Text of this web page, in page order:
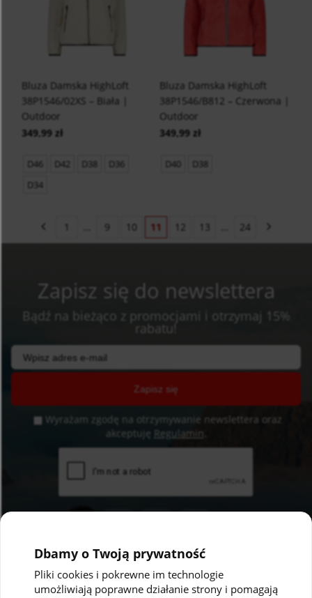
Bluza Damska HighLoft
38P1546/02XS – Biała |
Outdoor
349,99 zł
D46 D42 D38
D36
D34
Bluza Damska HighLoft
38P1546/B812 – Czerwona |
Outdoor
349,99 zł
D40 D38
1 9 10 11 12 13 24
Zapisz się do newslettera
Bądź na bieżąco z promocjami i otrzymaj 15%
rabatu!
Zapisz się
Wyrażam zgodę na otrzymywanie newslettera oraz
akceptuję Regulamin
Dbamy o Twoją prywatność
Pliki cookies i pokrewne im technologie
umożliwiają poprawne działanie strony i pomagają